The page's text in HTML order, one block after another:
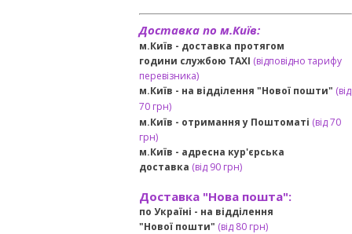
Доставка по м.Київ:
м.Київ - доставка протягом
години службою TAXI (відповідно тарифу
перевізника)
м.Київ - на відділення "Нової пошти" (від
70 грн)
м.Київ - отримання у Поштоматі (від 70
грн)
м.Київ - адресна кур'єрська
доставка (від90 грн)
Доставка "Нова пошта":
по Україні - на відділення
"Нової пошти" (від 80 грн)